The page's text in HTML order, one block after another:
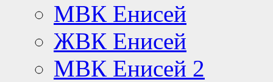
МВК Енисей
ЖВК Енисей
МВК Енисей 2